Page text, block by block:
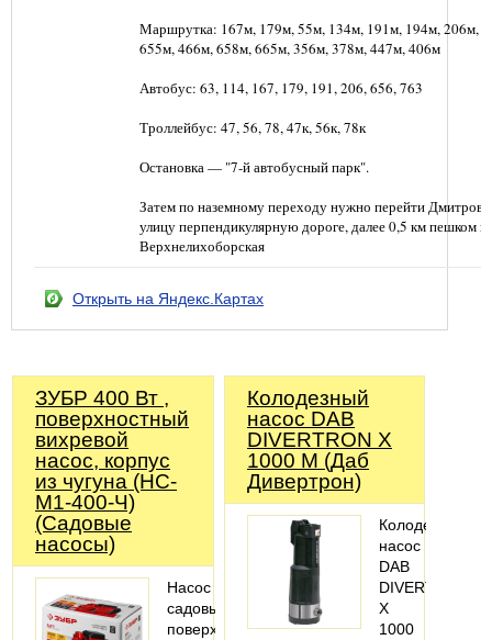
Маршрутка: 167м, 179м, 55м, 134м, 191м, 194м, 206м,
655м, 466м, 658м, 665м, 356м, 378м, 447м, 406м
Автобус: 63, 114, 167, 179, 191, 206, 656, 763
Троллейбус: 47, 56, 78, 47к, 56к, 78к
Остановка — "7-й автобусный парк".
Затем по наземному переходу нужно перейти
улицу перпендикулярную дороге, далее 0,5 км пешком
Верхнелихоборская
Открыть на Яндекс.Картах
ЗУБР 400 Вт ,
поверхностный
вихревой
насос, корпус
из чугуна (НС-
М1-400-Ч)
(Садовые
насосы)
Насос
садовый
поверхностный
Колодезный
насос DAB
DIVERTRON X
1000 M (Даб
Дивертрон)
Колодезный
насос
DAB
DIVERTRON
X
1000